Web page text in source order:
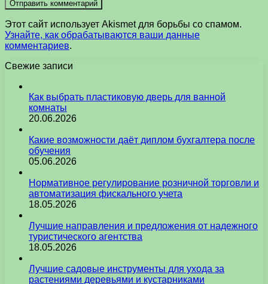
Этот сайт использует Akismet для борьбы со спамом.
Узнайте, как обрабатываются ваши данные
комментариев.
Свежие записи
Как выбрать пластиковую дверь для ванной
комнаты
20.06.2026
Какие возможности даёт диплом бухгалтера после
обучения
05.06.2026
Нормативное регулирование розничной торговли и
автоматизация фискального учета
18.05.2026
Лучшие направления и предложения от надежного
туристического агентства
18.05.2026
Лучшие садовые инструменты для ухода за
растениями деревьями и кустарниками